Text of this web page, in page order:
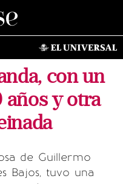
con un
años y otra
de Guillermo
Bajos, tuvo una